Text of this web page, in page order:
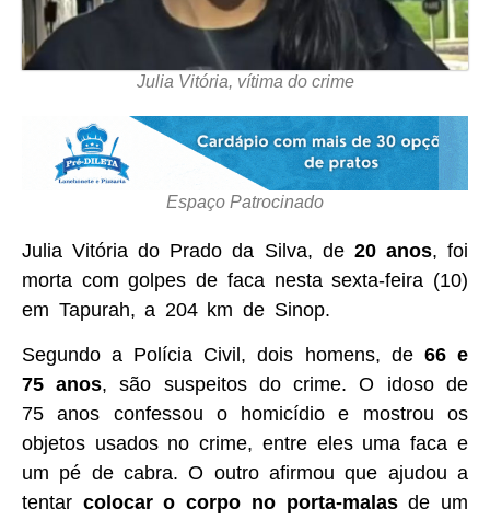
Julia Vitória, vítima do crime
Espaço Patrocinado
Julia Vitória do Prado da Silva, de 20 anos, foi
morta com golpes de faca nesta sexta-feira (10)
em Tapurah, a 204 km de Sinop.
Segundo a Polícia Civil, dois homens, de 66 e
75 anos, são suspeitos do crime. O idoso de
75 anos confessou o homicídio e mostrou os
objetos usados no crime, entre eles uma faca e
um pé de cabra. O outro afirmou que ajudou a
tentar colocar o corpo no porta-malasde um